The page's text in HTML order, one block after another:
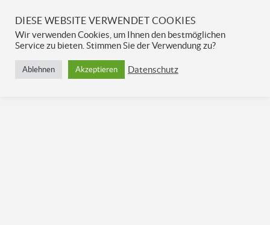
ES WURDEN KEINE ERGEBNISSE
DIESE WEBSITE VERWENDET COOKIES
Wir verwenden Cookies, um Ihnen den bestmöglichen
Service zu bieten. Stimmen Sie der Verwendung zu?
Ablehnen Akzeptieren Datenschutz